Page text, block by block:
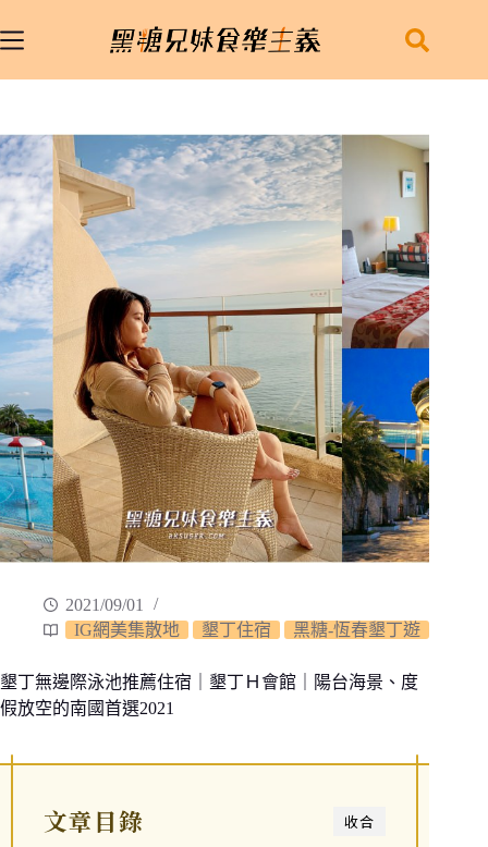
至
容
2021/09/01
IG網美集散地
墾丁住宿 黑糖-恆春墾丁遊
墾丁無邊際泳池推薦住宿｜墾丁Ｈ會館｜陽台海景、度
假放空的南國首選2021
收合
文章目錄